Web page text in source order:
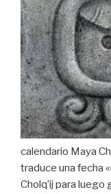
calendario Maya
traduce una fecha
Cholq’ij para